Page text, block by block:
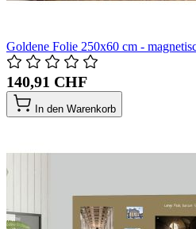
Goldene Folie 250x60 cm -
140,91 CHF
In den Warenkorb